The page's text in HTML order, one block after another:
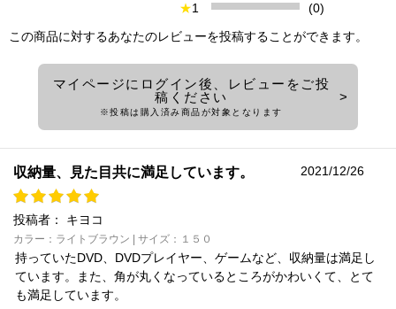
★1
(0)
この商品に対するあなたのレビューを投稿することができます。
マイページにログイン後、レビューをご投
稿ください
※投稿は購入済み商品が対象となります
収納量、見た目共に満足しています。 2021/12/26
投稿者： キヨコ
カラー：ライトブラウン | サイズ：１５０
持っていたDVD、DVDプレイヤー、ゲームなど、収納量は満足し
ています。また、角が丸くなっているところがかわいくて、とて
も満足しています。